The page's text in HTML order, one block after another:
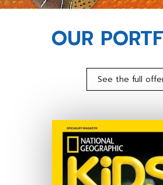
OUR
See the full